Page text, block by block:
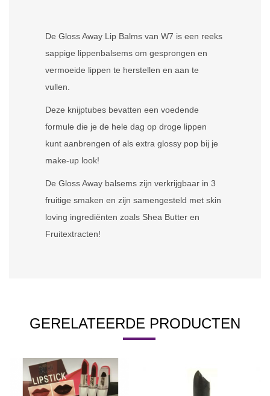
De Gloss Away Lip Balms van W7 is een reeks
sappige lippenbalsems om gesprongen en
vermoeide lippen te herstellen en aan te
vullen.
Deze knijptubes bevatten een voedende
formule die je de hele dag op droge lippen
kunt aanbrengen of als extra glossy pop bij je
make-up look!
De Gloss Away balsems zijn verkrijgbaar in 3
fruitige smaken en zijn samengesteld met skin
loving ingrediënten zoals Shea Butter en
Fruitextracten!
GERELATEERDE PRODUCTEN